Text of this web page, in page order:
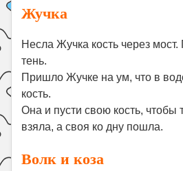
Жучка
Несла Жучка кость через
тень.
Пришло Жучке на ум, что в
кость.
Она и пусти свою кость, чтобы
взяла, а своя ко дну пошла.
Волк и коза